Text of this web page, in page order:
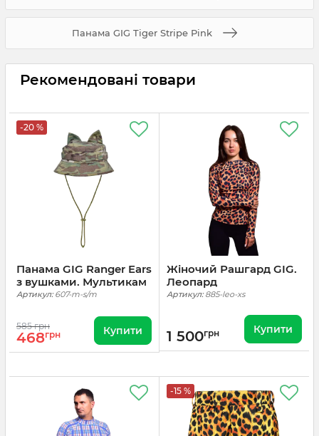
Панама GIG Tiger Stripe Pink
Рекомендовані товари
-20 %
Панама GIG Ranger Ears
з вушками. Мультикам
Артикул:607-m-s/m
585 грн
468грн Купити
Жіночий Рашгард GIG.
Леопард
Артикул:885-leo-xs
1 500грн Купити
-15 %